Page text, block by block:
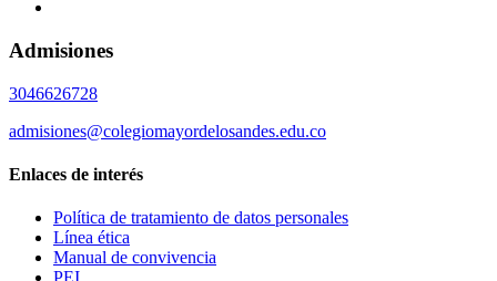
Admisiones
3046626728
admisiones@colegiomayordelosandes.edu.co
Enlaces de interés
Política de tratamiento de datos personales
Línea ética
Manual de convivencia